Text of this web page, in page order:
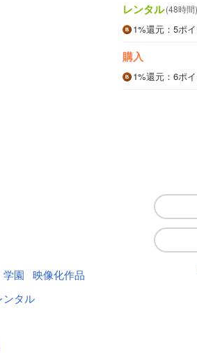
レンタル(48時間)
1%還元 ：5ポ
購入
1%還元 ：6ポ
学園 映像化作品
ンタル